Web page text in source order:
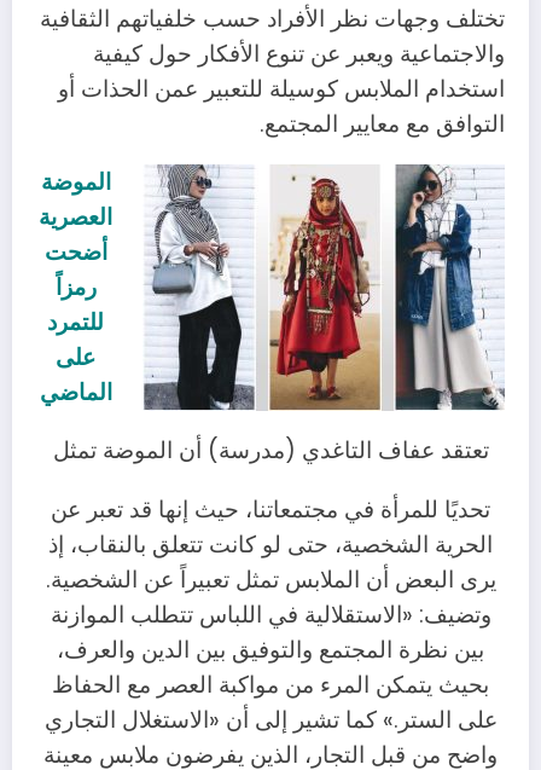
تختلف وجهات نظر الأفراد حسب خلفياتهم الثقافية
والاجتماعية ويعبر عن تنوع الأفكار حول كيفية
استخدام الملابس كوسيلة للتعبير عمن الحذات أو
التوافق مع معايير المجتمع.
الموضة
العصرية
أضحت
رمزاً
للتمرد
على
الماضي
تعتقد عفاف التاغدي (مدرسة) أن الموضة تمثل
تحديًا للمرأة في مجتمعاتنا، حيث إنها قد تعبر عن
الحرية الشخصية، حتى لو كانت تتعلق بالنقاب، إذ
يرى البعض أن الملابس تمثل تعبيراً عن الشخصية.
وتضيف: «الاستقلالية في اللباس تتطلب الموازنة
بين نظرة المجتمع والتوفيق بين الدين والعرف،
بحيث يتمكن المرء من مواكبة العصر مع الحفاظ
على الستر.» كما تشير إلى أن «الاستغلال التجاري
واضح من قبل التجار، الذين يفرضون ملابس معينة